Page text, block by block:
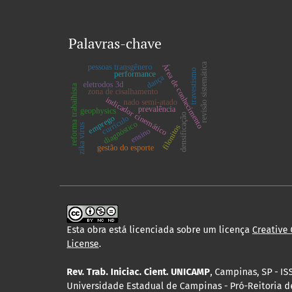
Palavras-chave
zona de cisalhamento
indicador cinemático
filonitos
dança
ensino
Área de conhecimento
nado semi-atado
performance
diagnóstico
gestão do esporte
geophysics
pessoas transgênero
travestismo
currículo
prevalência revisão sistemática
eletrodos 3d
reforma trabalhista emprego densificação
zika virus
Esta obra está licenciada sobre um licença Creative
License.
Rev. Trab. Iniciac. Cient. UNICAMP, Campinas, SP -
Universidade Estadual de Campinas - Pró-Reitoria